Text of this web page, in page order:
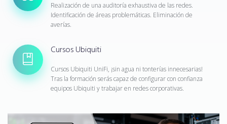
Realización de una auditoría exhaustiva de las redes.
Identificación de áreas problemáticas. Eliminación de
averías.
Cursos Ubiquiti
Cursos Ubiquiti UniFi, ¡sin agua ni tonterías innecesarias!
Tras la formación serás capaz de configurar con confianza
equipos Ubiquiti y trabajar en redes corporativas.